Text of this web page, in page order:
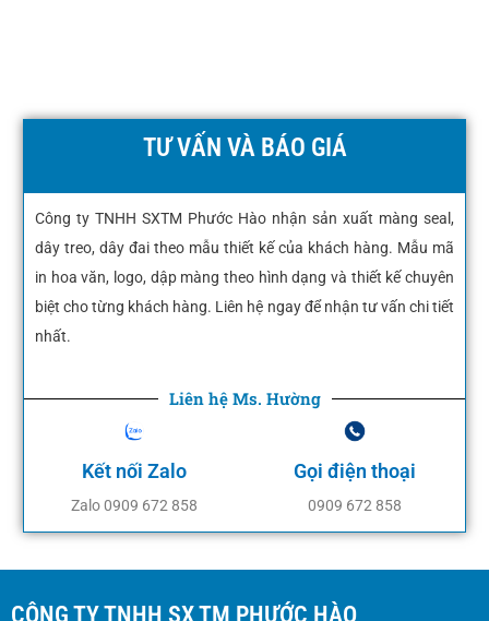
TƯ VẤN VÀ BÁO GIÁ
Công ty TNHH SXTM Phước Hào nhận sản xuất màng seal,
dây treo, dây đai theo mẫu thiết kế của khách hàng. Mẫu mã
in hoa văn, logo, dập màng theo hình dạng và thiết kế chuyên
biệt cho từng khách hàng. Liên hệ ngay để nhận tư vấn chi tiết
nhất.
Liên hệ Ms. Hường
Kết nối Zalo
Zalo 0909 672 858
Gọi điện thoại
0909 672 858
CÔNG TY TNHH SX TM PHƯỚC HÀO